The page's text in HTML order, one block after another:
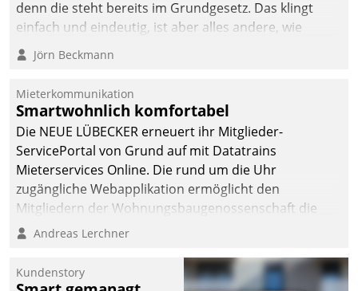
denn die steht bereits im Grundgesetz. Das klingt
einfach und eindeutig, ist aber alles andere, wie
Branchenbeschäftigte wissen. Denn mit der
Verantwortung folgen Verpflichtungen.
Jörn Beckmann
Mieterkommunikation
Smartwohnlich komfortabel
Die NEUE LÜBECKER erneuert ihr Mitglieder-
ServicePortal von Grund auf mit Datatrains
Mieterservices Online. Die rund um die Uhr
zugängliche Webapplikation ermöglicht den
Mitgliedern der Wohnungs­bau­genossenschaft die
Kontaktaufnahme per Smartphone, Tablet oder PC.
Andreas Lerchner
Kundenstory